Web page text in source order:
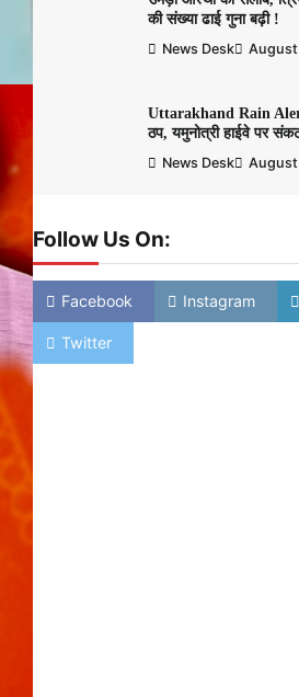
की संख्या ढाई गुना बढ़ी !
News Desk
Uttarakhand Rain
ठप, यमुनोत्री हाईवे पर
News Desk
Follow Us On:
Facebook Instagram
Twitter